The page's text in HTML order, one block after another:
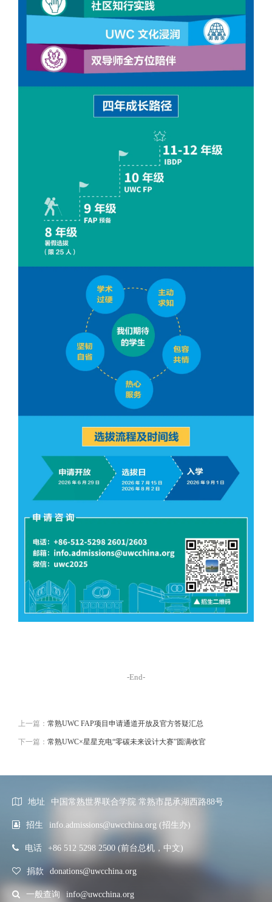
-End-
上一篇： 常熟UWC FAP项目申请通道开放及官方答疑汇总
下一篇： 常熟UWC×星星充电“零碳未来设计大赛”圆满收官
地址 中国常熟世界联合学院 常熟市昆承湖西路88号
招生 info.admissions@uwcchina.org (招生办)
电话 +86 512 5298 2500 (前台总机，中文)
捐款 donations@uwcchina.org
一般查询 info@uwcchina.org